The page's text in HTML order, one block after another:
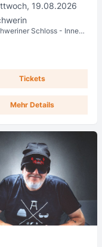
19.08.2026
Schloss - Innenhof
Tickets
Mehr Details